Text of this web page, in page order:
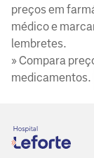
preços em
médico e
lembretes.
» Compara
medicamentos.